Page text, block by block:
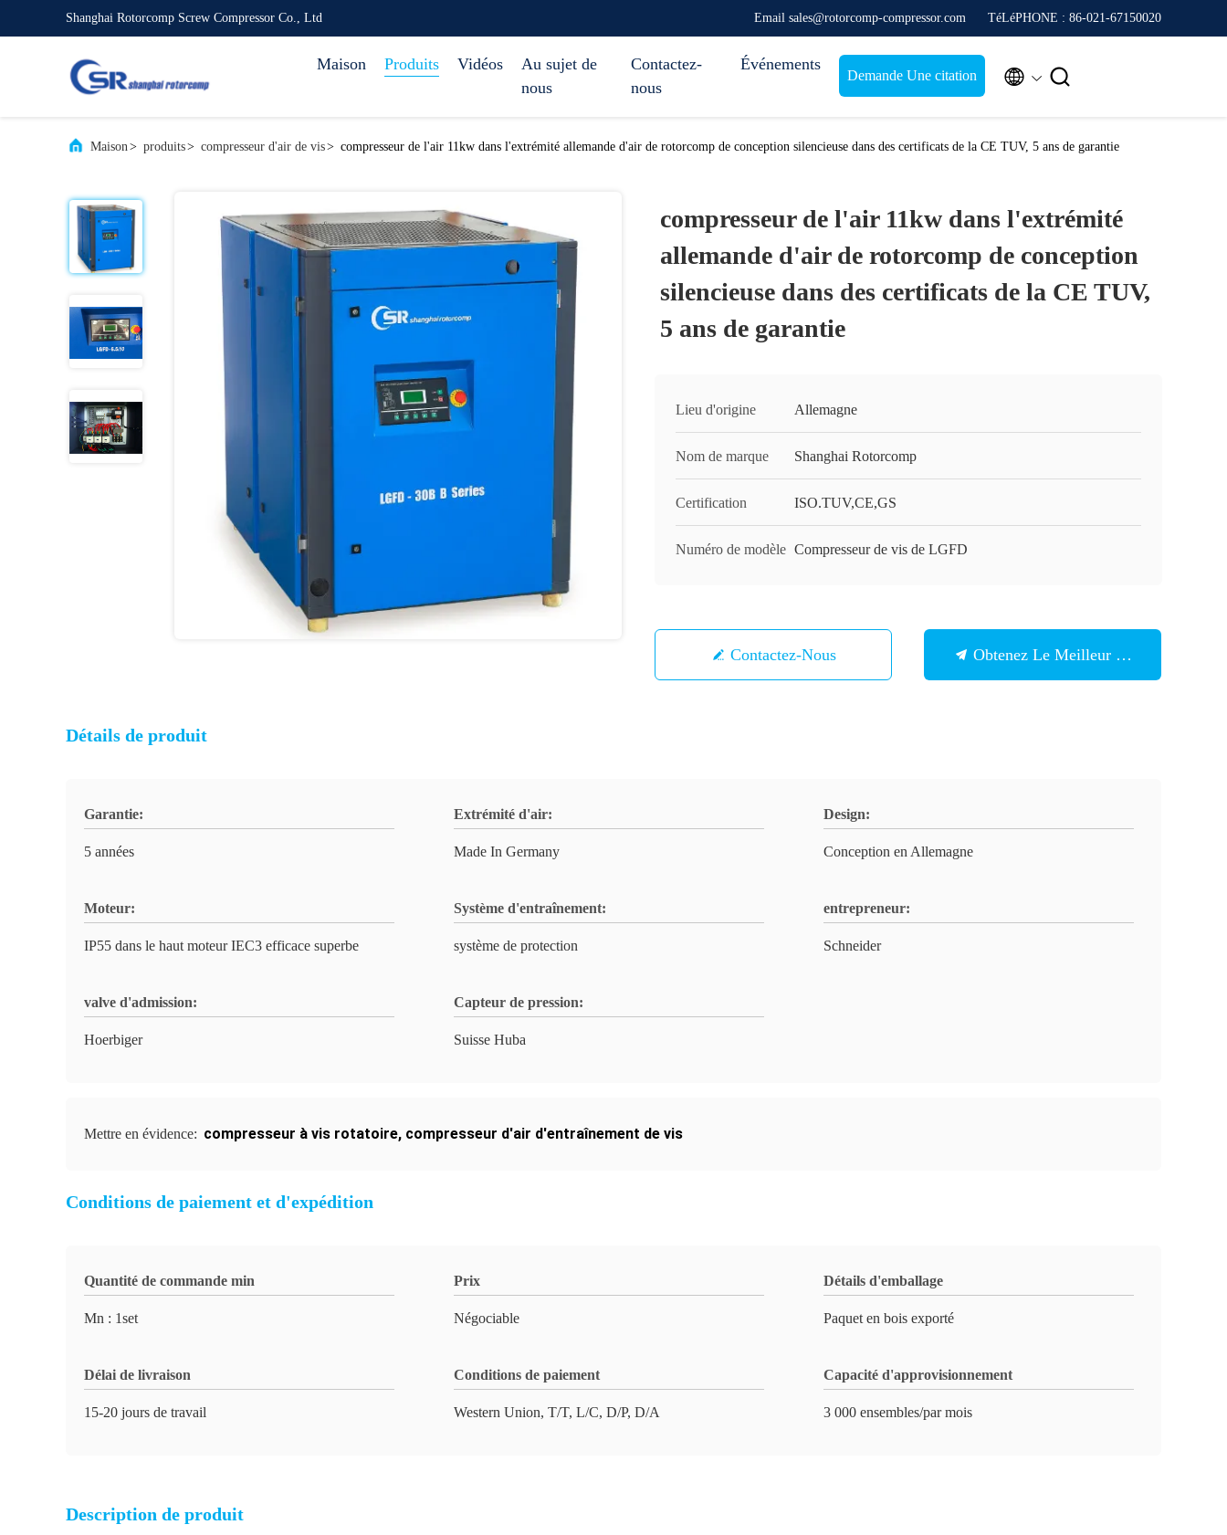
Shanghai Rotorcomp Screw Compressor Co., Ltd Email sales@rotorcomp-compressor.com TéLéPHONE : 86-021-67150020
Maison Produits Vidéos
Au sujet de
nous
Contactez-
nous
Événements
Demande Une citation  
Maison> produits> compresseur d'air de vis> compresseur de l'air 11kw dans l'extrémité allemande d'air de rotorcomp de conception silencieuse dans des certificats de la CE TUV, 5 ans de garantie
compresseur de l'air 11kw dans l'extrémité
allemande d'air de rotorcomp de conception
silencieuse dans des certificats de la CE TUV,
5 ans de garantie
Lieu d'origine Allemagne
Nom de marque Shanghai Rotorcomp
Certification ISO.TUV,CE,GS
Numéro de modèle Compresseur de vis de LGFD
Contactez-Nous Obtenez Le Meilleur Prix
Détails de produit
Garantie:
5 années
Extrémité d'air:
Made In Germany
Design:
Conception en Allemagne
Moteur:
IP55 dans le haut moteur IEC3 efficace superbe
Système d'entraînement:
système de protection
entrepreneur:
Schneider
valve d'admission:
Hoerbiger
Capteur de pression:
Suisse Huba
Mettre en évidence: compresseur à vis rotatoire, compresseur d'air d'entraînement de vis
Conditions de paiement et d'expédition
Quantité de commande min
Mn : 1set
Prix
Négociable
Détails d'emballage
Paquet en bois exporté
Délai de livraison
15-20 jours de travail
Conditions de paiement
Western Union, T/T, L/C, D/P, D/A
Capacité d'approvisionnement
3 000 ensembles/par mois
Description de produit